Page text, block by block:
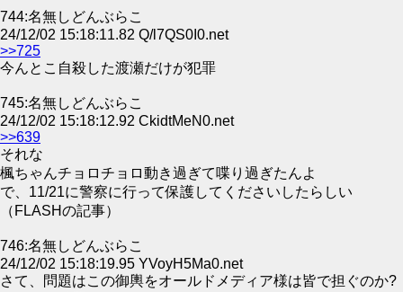
744:名無しどんぶらこ
24/12/02 15:18:11.82 Q/l7QS0I0.net
>>725
今んとこ自殺した渡瀬だけが犯罪
745:名無しどんぶらこ
24/12/02 15:18:12.92 CkidtMeN0.net
>>639
それな
楓ちゃんチョロチョロ動き過ぎて喋り過ぎたんよ
で、11/21に警察に行って保護してくださいしたらしい
（FLASHの記事）
746:名無しどんぶらこ
24/12/02 15:18:19.95 YVoyH5Ma0.net
さて、問題はこの御輿をオールドメディア様は皆で担ぐのか?